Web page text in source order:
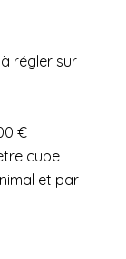
régler sur
€
cube
et par